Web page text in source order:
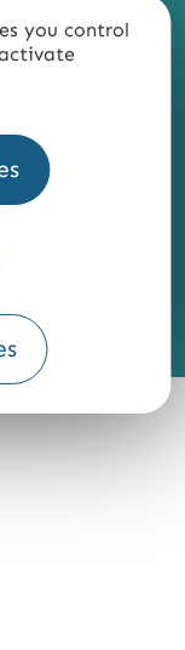
you control
DU SITE